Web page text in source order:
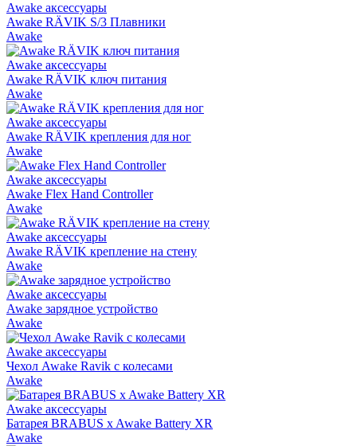
Awake аксессуары
Awake RÄVIK S/3 Плавники
Awake
Awake аксессуары
Awake RÄVIK ключ питания
Awake
Awake аксессуары
Awake RÄVIK крепления для ног
Awake
Awake аксессуары
Awake Flex Hand Сontroller
Awake
Awake аксессуары
Awake RÄVIK крепление на стену
Awake
Awake аксессуары
Awake зарядное устройство
Awake
Awake аксессуары
Чехол Awake Ravik с колесами
Awake
Awake аксессуары
Батарея BRABUS x Awake Battery XR
Awake